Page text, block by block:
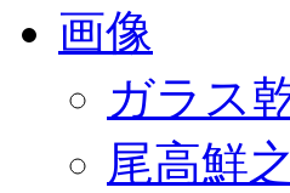
画像
ガラス
尾高鮮